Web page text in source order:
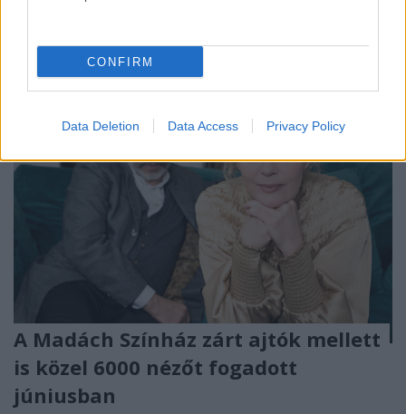
CONFIRM
Data Deletion Data Access Privacy Policy
A Madách Színház zárt ajtók mellett
is közel 6000 nézőt fogadott
júniusban